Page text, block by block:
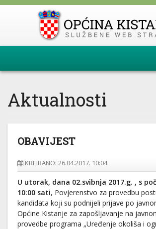
Aktualnosti
OBAVIJEST
KREIRANO: 26.04.2017. 10:04
U utorak, dana 02.svibnja 2017.g. , s
10:00 sati, Povjerenstvo za provedbu
kandidata koji su podnijeli prijave po
Općine Kistanje za zapošljavanje na
provedbe programa „Uređenje okoliša i